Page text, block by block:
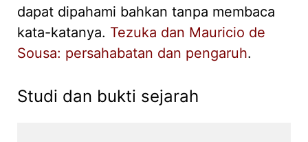
dapat dipahami bahkan tanpa membaca
kata-katanya. Tezuka dan Mauricio de
Sousa: persahabatan dan pengaruh.
Studi dan bukti sejarah